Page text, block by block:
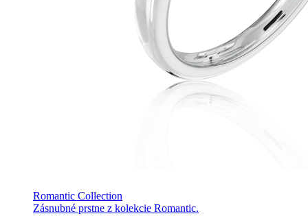
Romantic Collection
Zásnubné prstne z kolekcie Romantic.